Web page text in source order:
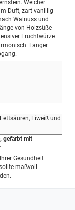
Weicher
Duft, zart vanillig
Walnuss und
von Holzsüße
Fruchtwürze
Langer
Eiweiß und
gefärbt mit
Gesundheit
maßvoll